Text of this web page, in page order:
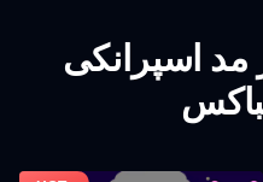
مد اسپرانکی